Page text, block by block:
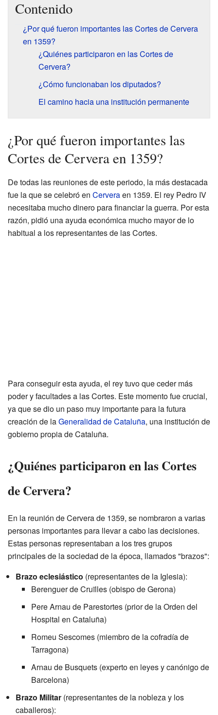
Contenido
¿Por qué fueron importantes las Cortes de Cervera
en 1359?
¿Quiénes participaron en las Cortes de
Cervera?
¿Cómo funcionaban los diputados?
El camino hacia una institución permanente
¿Por qué fueron importantes las
Cortes de Cervera en 1359?
De todas las reuniones de este periodo, la más destacada
fue la que se celebró en Cerveraen 1359. El rey Pedro IV
necesitaba mucho dinero para financiar la guerra. Por esta
razón, pidió una ayuda económica mucho mayor de lo
habitual a los representantes de las Cortes.
Para conseguir esta ayuda, el rey tuvo que ceder más
poder y facultades a las Cortes. Este momento fue crucial,
ya que se dio un paso muy importante para la futura
creación de laGeneralidad de Cataluña, una institución de
gobierno propia de Cataluña.
¿Quiénes participaron en las Cortes
de Cervera?
En la reunión de Cervera de 1359, se nombraron a varias
personas importantes para llevar a cabo las decisiones.
Estas personas representaban a los tres grupos
principales de la sociedad de la época, llamados "brazos":
Brazo eclesiástico (representantes de la Iglesia):
Berenguer de Cruïlles (obispo de Gerona)
Pere Arnau de Parestortes (prior de la Orden del
Hospital en Cataluña)
Romeu Sescomes (miembro de la cofradía de
Tarragona)
Arnau de Busquets (experto en leyes y canónigo de
Barcelona)
Brazo Militar (representantes de la nobleza y los
caballeros):